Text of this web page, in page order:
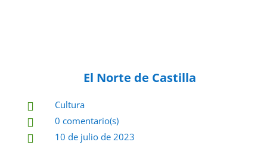
El Norte de Castilla
 Cultura
 0 comentario(s)
 10 de julio de 2023